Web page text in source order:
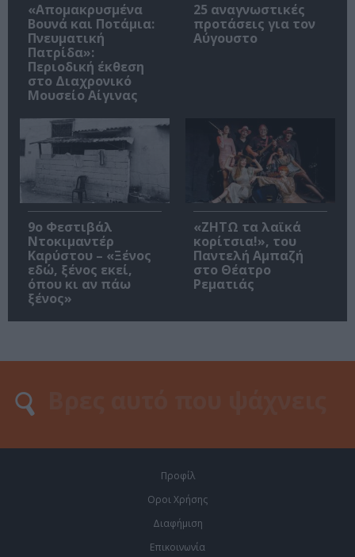
«Απομακρυσμένα
Βουνά και Ποτάμια:
Πνευματική
Πατρίδα»:
Περιοδική έκθεση
στο Διαχρονικό
Μουσείο Αίγινας
25 αναγνωστικές
προτάσεις για τον
Αύγουστο
9ο Φεστιβάλ
Ντοκιμαντέρ
Καρύστου – «Ξένος
εδώ, ξένος εκεί,
όπου κι αν πάω
ξένος»
«ΖΗΤΩ τα λαϊκά
κορίτσια!», του
Παντελή Αμπαζή
στο Θέατρο
Ρεματιάς
Προφίλ
Οροι Χρήσης
Διαφήμιση
Επικοινωνία